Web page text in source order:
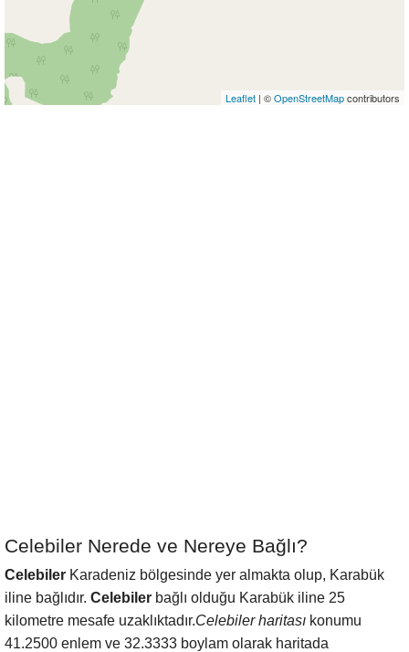
Leaflet | ©OpenStreetMapcontributors
Celebiler Nerede ve Nereye Bağlı?
Celebiler Karadeniz bölgesinde yer almakta olup, Karabük
iline bağlıdır. Celebiler bağlı olduğu Karabük iline 25
kilometre mesafe uzaklıktadır.Celebiler haritası konumu
41.2500 enlem ve 32.3333 boylam olarak haritada